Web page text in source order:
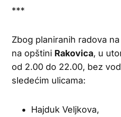
***
Zbog planiranih radova
na opštini Rakovica, u
od 2.00 do 22.00, bez
sledećim ulicama:
Hajduk Veljkova,